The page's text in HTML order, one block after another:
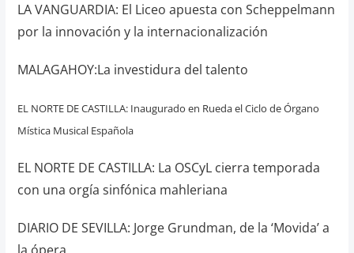
LA VANGUARDIA: El Liceo apuesta con Scheppelmann
por la innovación y la internacionalización
MALAGAHOY:La investidura del talento
EL NORTE DE CASTILLA: Inaugurado en Rueda el Ciclo de Órgano
Mística Musical Española
EL NORTE DE CASTILLA: La OSCyL cierra temporada
con una orgía sinfónica mahleriana
DIARIO DE SEVILLA: Jorge Grundman, de la ‘Movida’ a